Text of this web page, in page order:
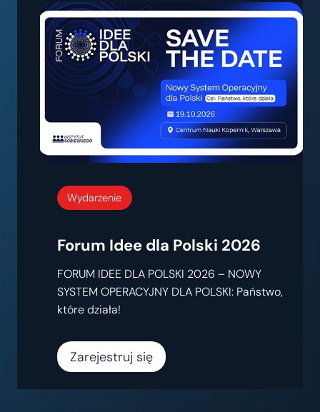
Wydarzenie
Forum Idee dla Polski 2026
FORUM IDEE DLA POLSKI 2026 – NOWY
SYSTEM OPERACYJNY DLA POLSKI: Państwo,
które działa!
Zarejestruj się